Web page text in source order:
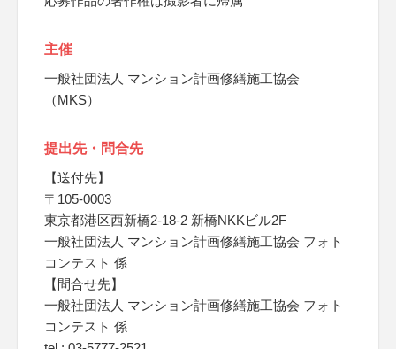
主催
一般社団法人 マンション計画修繕施工協会
（MKS）
提出先・問合先
【送付先】
〒105-0003
東京都港区西新橋2-18-2 新橋NKKビル2F
一般社団法人 マンション計画修繕施工協会 フォト
コンテスト 係
【問合せ先】
一般社団法人 マンション計画修繕施工協会 フォト
コンテスト 係